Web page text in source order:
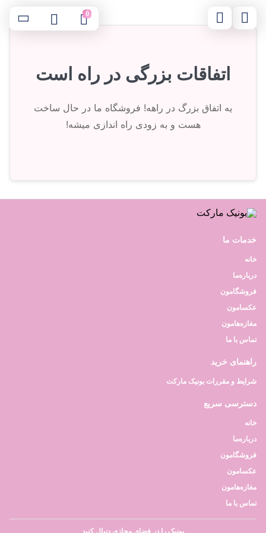
0
اتفاقات بزرگی در راه است
یه اتفاق بزرگ در راهه! فروشگاه ما در حال ساخت
هست و به زودی راه اندازی میشه!
خدمات ما
خانه
درباره‌ما
فروشگامون
عکسامون
مغازه‌هامون
تماس با ما
راهنمای خرید
شرایط و مقررات بونیک مارکت
دسترسی سریع
خانه
درباره‌ما
فروشگامون
عکسامون
مغازه‌هامون
تماس با ما
بونیک را در فضای مجازی دنبال کنید